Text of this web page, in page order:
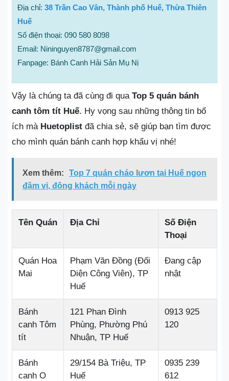
Địa chỉ: 38 Trần Cao Vân, Thành phố Huế, Thừa Thiên
Huế
Số điện thoại: 090 580 8098
Email: Nininguyen8787@gmail.com
Fanpage: Bánh Canh Hải Sản Mụ Nị
Vậy là chúng ta đã cùng đi qua Top 5 quán bánh
canh tôm tít Huế. Hy vọng sau những thông tin bổ
ích mà Huetoplist đã chia sẻ, sẽ giúp bạn tìm được
cho mình quán bánh canh hợp khẩu vị nhé!
Xem thêm:
Top 7 quán cháo lươn tại Huế ngon
đậm vị, đông khách mỗi ngày
Tên Quán Địa Chỉ
Số Điện
Thoại
Quán Hoa
Mai
Phạm Văn Đồng (Đối
Diện Công Viên), TP
Huế
Đang cập
nhật
Bánh
canh Tôm
tít
121 Phan Đình
Phùng, Phường Phú
Nhuận, TP Huế
0913 925
120
Bánh
canh O
29/154 Bà Triệu, TP
Huế
0935 239
612